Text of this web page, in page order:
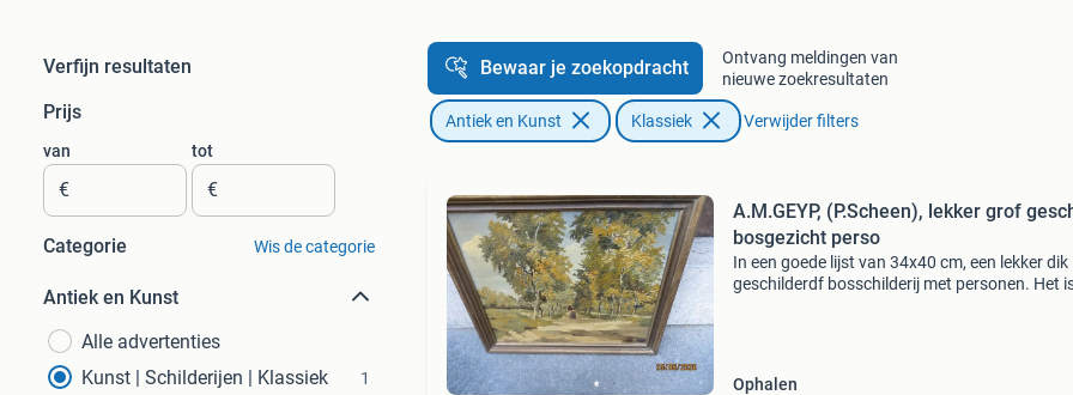
Verfijn resultaten
Prijs
van
€
tot
€
Categorie Wis de categorie
Antiek en Kunst
Alle advertenties
Kunst | Schilderijen | Klassiek
1
Bewaar je zoekopdracht
Ontvang meldingen van
nieuwe zoekresultaten
Antiek en Kunst Klassiek Verwijder filters
A.M.GEYP, (P.Scheen), lekker grof
bosgezicht perso
In een goede lijst van 34x40 cm, een lekker dik
geschilderdf bosschilderij met personen. Het
Ophalen